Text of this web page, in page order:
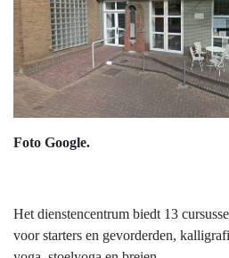
Foto Google.
Het dienstencentrum biedt 13
voor starters en gevorderden,